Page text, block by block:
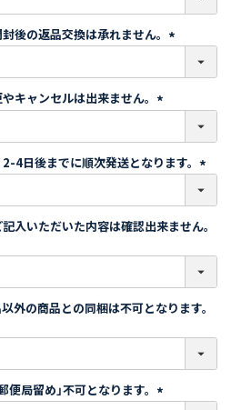
必
)
後の返品交換は承れません。
必
)
キャンセルは出来ません。
必
須
)
日後までに順次発送となります。
(
必
)
入いただいた内容は確認出来ません。
外の商品との同梱は不可となります。
局留め」不可となります。